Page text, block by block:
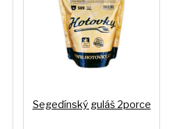
Segedínský guláš 2porce